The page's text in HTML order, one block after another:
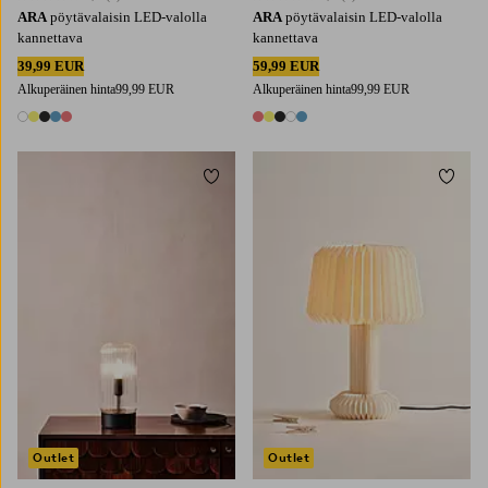
ARA pöytävalaisin LED-valolla
kannettava
39,99 EUR
Alkuperäinen hinta99,99 EUR
5 värejä
ARA pöytävalaisin LED-valolla
kannettava
59,99 EUR
Alkuperäinen hinta99,99 EUR
5 värejä
Outlet
Lisää suosikkeihin
Outlet
Lisää